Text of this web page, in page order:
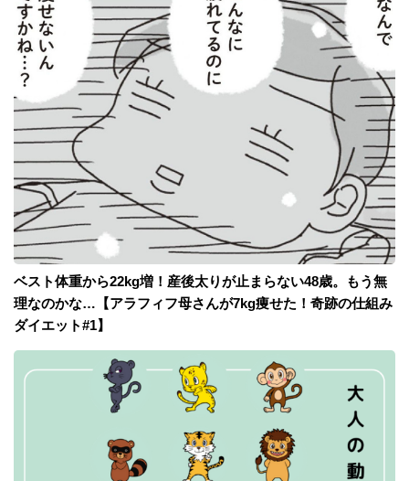
ベスト体重から22kg増！産後太りが止まらない48歳。もう無
理なのかな…【アラフィフ母さんが7kg痩せた！奇跡の仕組み
ダイエット#1】